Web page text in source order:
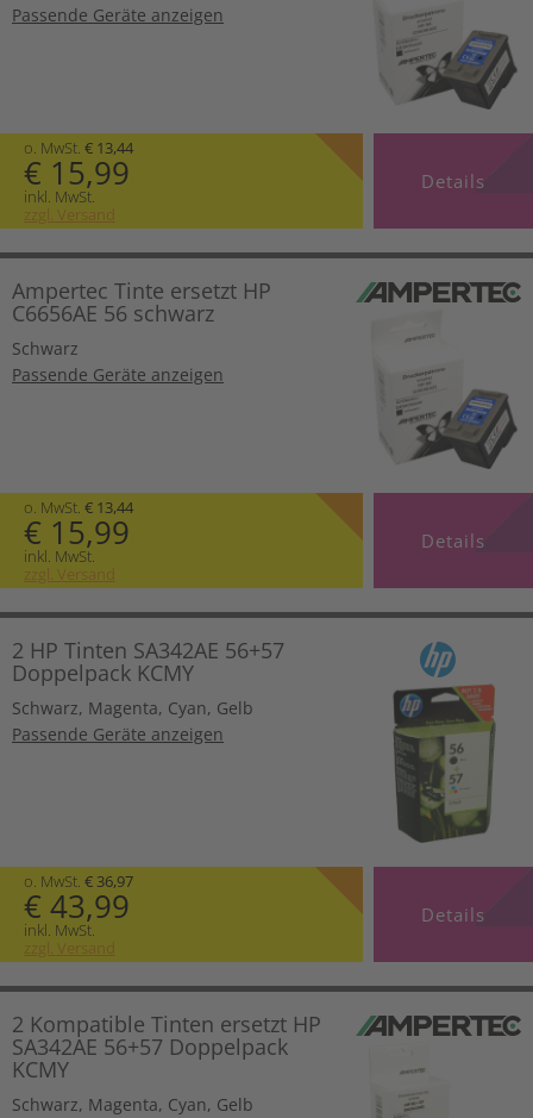
Passende Geräte anzeigen
o. MwSt. € 13,44
€ 15,99
inkl. MwSt.
zzgl. Versand
Details
Ampertec Tinte ersetzt HP
C6656AE 56 schwarz
Schwarz
Passende Geräte anzeigen
o. MwSt. € 13,44
€ 15,99
inkl. MwSt.
zzgl. Versand
Details
2 HP Tinten SA342AE 56+57
Doppelpack KCMY
Schwarz, Magenta, Cyan, Gelb
Passende Geräte anzeigen
o. MwSt. € 36,97
€ 43,99
inkl. MwSt.
zzgl. Versand
Details
2 Kompatible Tinten ersetzt HP
SA342AE 56+57 Doppelpack
KCMY
Schwarz, Magenta, Cyan, Gelb